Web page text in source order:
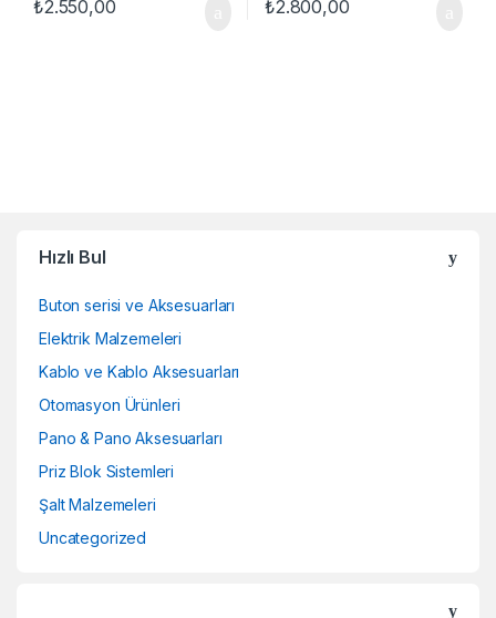
₺2.550,00 ₺2.800,00
Hızlı Bul
Buton serisi ve Aksesuarları
Elektrik Malzemeleri
Kablo ve Kablo Aksesuarları
Otomasyon Ürünleri
Pano & Pano Aksesuarları
Priz Blok Sistemleri
Şalt Malzemeleri
Uncategorized